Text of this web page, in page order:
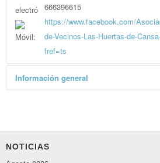
666396615
https://www.facebook.com/
de-Vecinos-Las-Huertas-de-
fref=ts
Información general
culturales abierta a todo el que
NOTICIAS